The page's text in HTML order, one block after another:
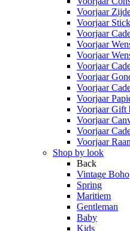
Voorjaar
Voorjaar
Voorjaar
Voorjaar
Voorjaar
Voorjaar
Voorjaar
Voorjaar
Voorjaar
Voorjaar Gift
Voorjaar
Voorjaar
Voorjaar
Shop by look
Back
Vintage Boho
Spring
Maritiem
Gentleman
Baby
Kids